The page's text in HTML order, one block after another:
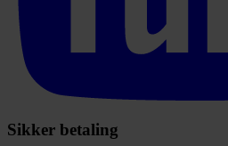
Sikker betaling